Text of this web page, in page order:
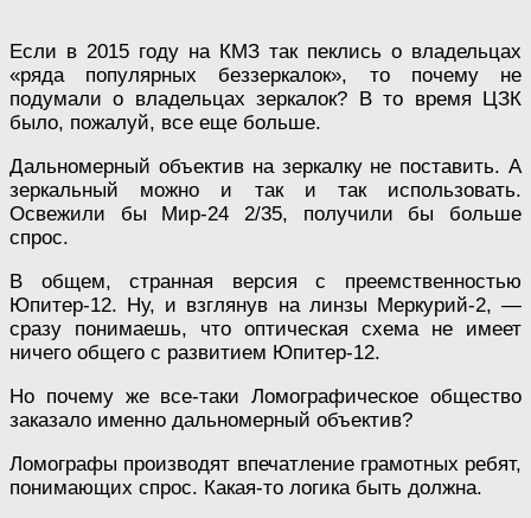
Если в 2015 году на КМЗ так пеклись о владельцах
«ряда популярных беззеркалок», то почему не
подумали о владельцах зеркалок? В то время ЦЗК
было, пожалуй, все еще больше.
Дальномерный объектив на зеркалку не поставить. А
зеркальный можно и так и так использовать.
Освежили бы Мир-24 2/35, получили бы больше
спрос.
В общем, странная версия с преемственностью
Юпитер-12. Ну, и взглянув на линзы Меркурий-2, —
сразу понимаешь, что оптическая схема не имеет
ничего общего с развитием Юпитер-12.
Но почему же все-таки Ломографическое общество
заказало именно дальномерный объектив?
Ломографы производят впечатление грамотных ребят,
понимающих спрос. Какая-то логика быть должна.